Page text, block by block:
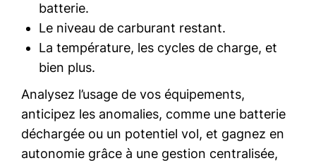
batterie.
Le niveau de carburant restant.
La température, les cycles de charge, et
bien plus.
Analysez l’usage de vos équipements,
anticipez les anomalies, comme une batterie
déchargée ou un potentiel vol, et gagnez en
autonomie grâce à une gestion centralisée,